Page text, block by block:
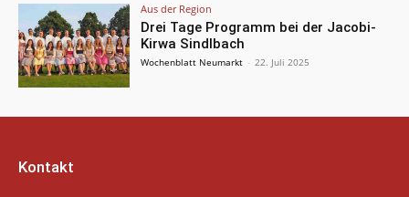
Aus der Region
Drei Tage Programm bei der Jacobi-
Kirwa Sindlbach
Wochenblatt Neumarkt - 22. Juli 2025
Kontakt